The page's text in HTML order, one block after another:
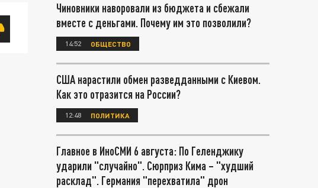
Чиновники наворовали из бюджета и сбежали
вместе с деньгами. Почему им это позволили?
14:52 ОБЩЕСТВО
США нарастили обмен разведданными с Киевом.
Как это отразится на России?
12:48 ПОЛИТИКА
Главное в ИноСМИ 6 августа: По Геленджику
ударили "случайно". Сюрприз Кима – "худший
расклад". Германия "перехватила" дрон